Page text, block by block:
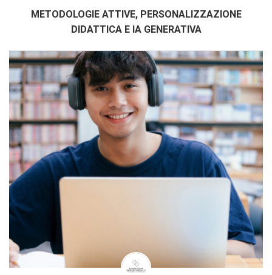
METODOLOGIE ATTIVE, PERSONALIZZAZIONE
DIDATTICA E IA GENERATIVA